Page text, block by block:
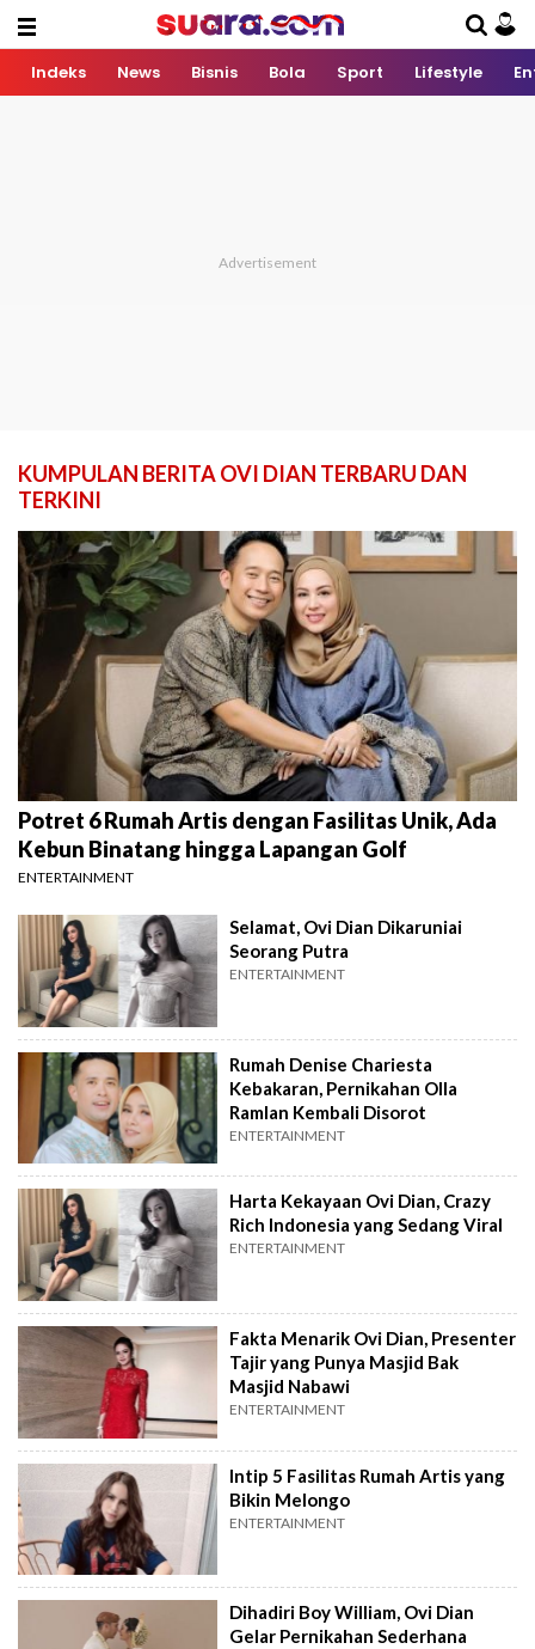
Indeks News Bisnis Bola Sport Lifestyle
KUMPULAN BERITA OVI DIAN TERBARU DAN
TERKINI
Potret 6 Rumah Artis dengan Fasilitas Unik, Ada
Kebun Binatang hingga Lapangan Golf
ENTERTAINMENT
Selamat, Ovi Dian Dikaruniai
Seorang Putra
ENTERTAINMENT
Rumah Denise Chariesta
Kebakaran, Pernikahan Olla
Ramlan Kembali Disorot
ENTERTAINMENT
Harta Kekayaan Ovi Dian, Crazy
Rich Indonesia yang Sedang Viral
ENTERTAINMENT
Fakta Menarik Ovi Dian, Presenter
Tajir yang Punya Masjid Bak
Masjid Nabawi
ENTERTAINMENT
Intip 5 Fasilitas Rumah Artis yang
Bikin Melongo
ENTERTAINMENT
Dihadiri Boy William, Ovi Dian
Gelar Pernikahan Sederhana